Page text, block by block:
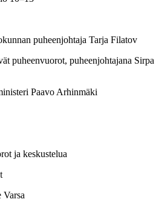
puheenjohtaja Tarja Filatov
puheenvuorot, puheenjohtajana Sirpa
Paavo Arhinmäki
ja keskustelua